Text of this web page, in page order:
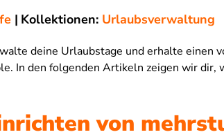
| Kollektionen: Urlaubsverwaltung
deine Urlaubstage und erhalte einen
In den folgenden Artikeln zeigen wir dir,
von